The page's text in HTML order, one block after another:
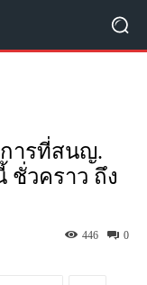
การที่สนญ.
ชั่วคราว ถึง
0
446